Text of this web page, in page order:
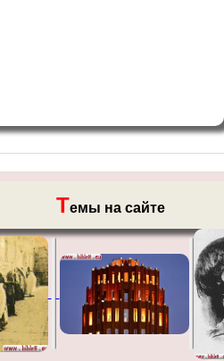
Темы на сайте